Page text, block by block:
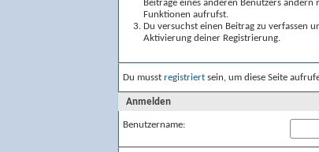
Beiträge eines anderen Benutzers
Funktionen aufrufst.
Du versuchst einen Beitrag zu verfassen
Aktivierung deiner Registrierung.
Du musst registriert sein, um diese Seite
Anmelden
Benutzername: